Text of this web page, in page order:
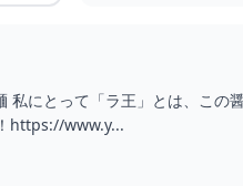
にとって「ラ王」とは、この
https://www.y...